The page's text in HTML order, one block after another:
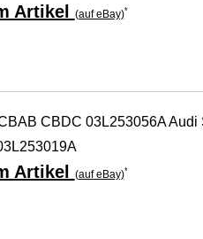
Artikel (auf eBay)*
CBDC 03L253056A Audi
Artikel (auf eBay)*